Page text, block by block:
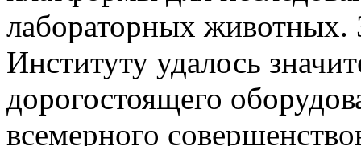
лабораторных животных.
Институту удалось
дорогостоящего
всемерного